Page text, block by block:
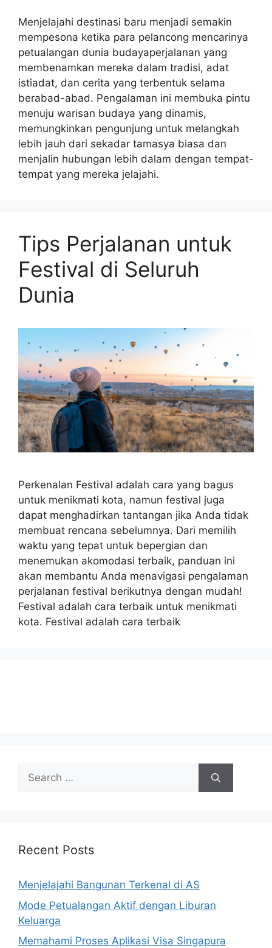
Menjelajahi destinasi baru menjadi semakin
mempesona ketika para pelancong mencarinya
petualangan dunia budayaperjalanan yang
membenamkan mereka dalam tradisi, adat
istiadat, dan cerita yang terbentuk selama
berabad-abad. Pengalaman ini membuka pintu
menuju warisan budaya yang dinamis,
memungkinkan pengunjung untuk melangkah
lebih jauh dari sekadar tamasya biasa dan
menjalin hubungan lebih dalam dengan tempat-
tempat yang mereka jelajahi.
Tips Perjalanan untuk
Festival di Seluruh
Dunia
Perkenalan Festival adalah cara yang bagus
untuk menikmati kota, namun festival juga
dapat menghadirkan tantangan jika Anda tidak
membuat rencana sebelumnya. Dari memilih
waktu yang tepat untuk bepergian dan
menemukan akomodasi terbaik, panduan ini
akan membantu Anda menavigasi pengalaman
perjalanan festival berikutnya dengan mudah!
Festival adalah cara terbaik untuk menikmati
kota. Festival adalah cara terbaik
Search
for:
Recent Posts
Menjelajahi Bangunan Terkenal di AS
Mode Petualangan Aktif dengan Liburan
Keluarga
Memahami Proses Aplikasi Visa Singapura